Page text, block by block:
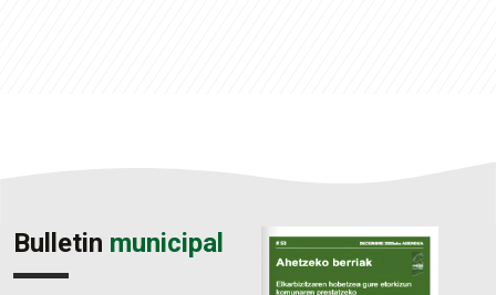
Bulletin municipal